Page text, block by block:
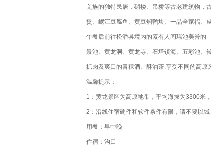
羌族的独特民居，碉楼、吊桥等古老建筑物，
煲、岷江豆腐鱼、黄豆焖鸭块、一品全家福、
午餐后前往松潘县境内的素有人间瑶池美誉的
景池、黄龙洞、黄龙寺、石塔镇海、五彩池、
抓肉及爽口的青稞酒、酥油茶,享受不同的高
温馨提示：
1：黄龙景区为高原地带，平均海拔为3300米
2：沿线住宿硬件和软件条件有限，请不要以
用餐：早中晚
住宿：沟口